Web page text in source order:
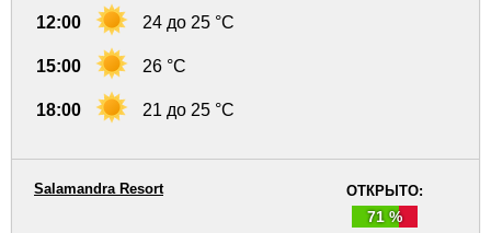
12:00 24 до 25 °C
15:00 26 °C
18:00 21 до 25 °C
ОТКРЫТО:
71 %
Salamandra Resort